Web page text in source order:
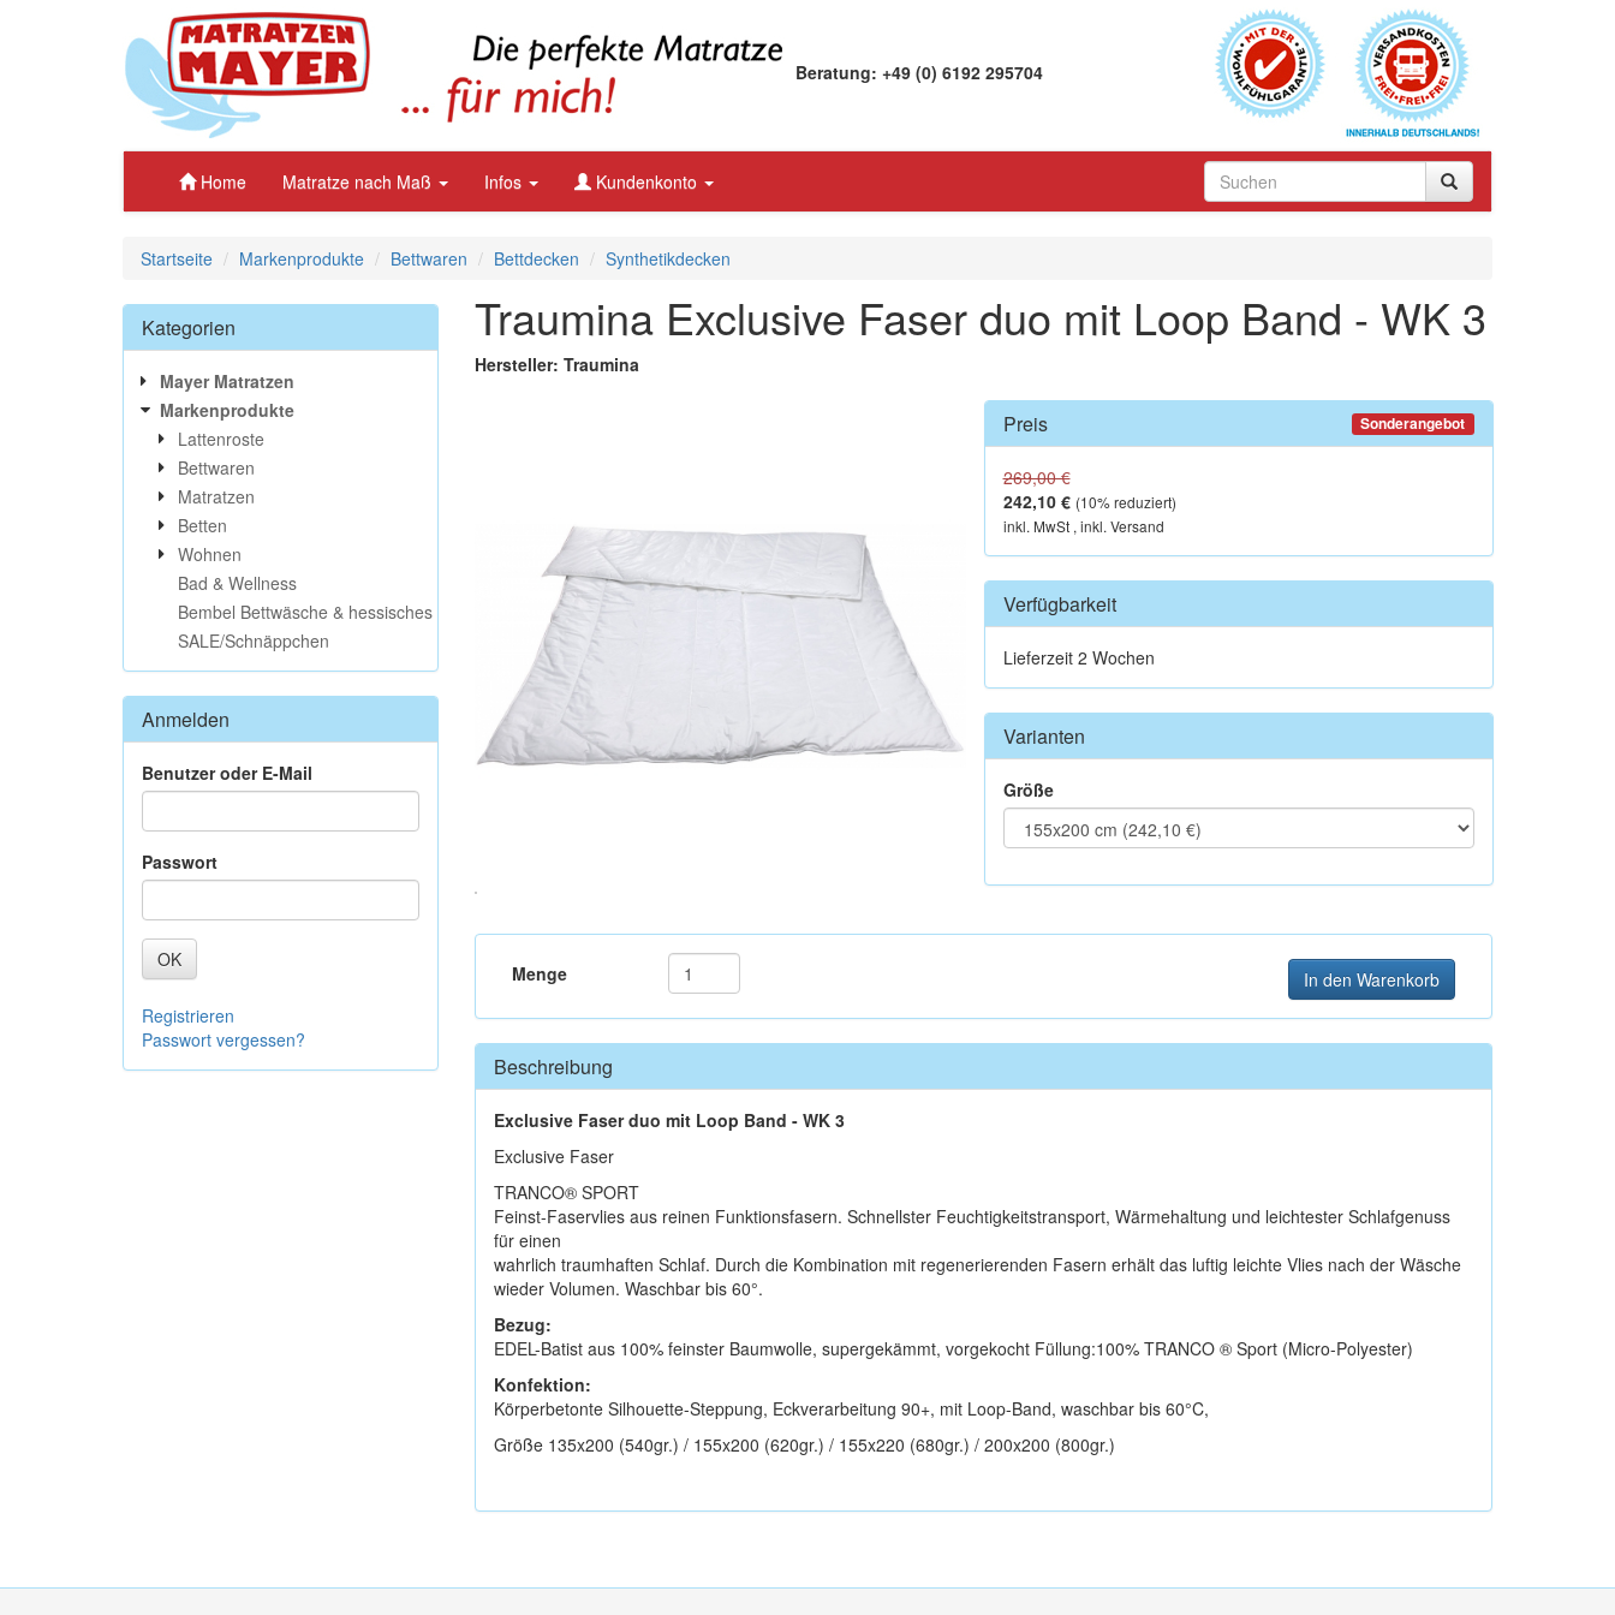
Beratung: +49 (0) 6192 295704
Home Matratze nach Maß Infos Kundenkonto
Startseite Markenprodukte Bettwaren Bettdecken Synthetikdecken
Traumina Exclusive Faser duo mit Loop Band - WK 3
Hersteller: Traumina
Preis Sonderangebot
269,00 €
242,10 € (10% reduziert)
inkl. MwSt , inkl. Versand
Verfügbarkeit
Lieferzeit 2 Wochen
Varianten
Größe
Menge In den Warenkorb
Beschreibung
Exclusive Faser duo mit Loop Band - WK 3
Exclusive Faser
TRANCO® SPORT
Feinst-Faservlies aus reinen Funktionsfasern. Schnellster Feuchtigkeitstransport, Wärmehaltung und leichtester Schlafgenuss
für einen
wahrlich traumhaften Schlaf. Durch die Kombination mit regenerierenden Fasern erhält das luftig leichte Vlies nach der Wäsche
wieder Volumen. Waschbar bis 60°.
Bezug:
EDEL-Batist aus 100% feinster Baumwolle, supergekämmt, vorgekocht Füllung:100% TRANCO ® Sport (Micro-Polyester)
Konfektion:
Körperbetonte Silhouette-Steppung, Eckverarbeitung 90+, mit Loop-Band, waschbar bis 60°C,
Größe 135x200 (540gr.) / 155x200 (620gr.) / 155x220 (680gr.) / 200x200 (800gr.)
Kategorien
Mayer Matratzen
Markenprodukte
Lattenroste
Bettwaren
Matratzen
Betten
Wohnen
Bad & Wellness
Bembel Bettwäsche & hessisches
SALE/Schnäppchen
Anmelden
Benutzer oder E-Mail
Passwort
OK
Registrieren
Passwort vergessen?